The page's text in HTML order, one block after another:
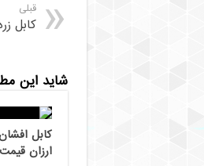
قبلی
کابل زره دار
شاید این
کابل
ارزان قیمت